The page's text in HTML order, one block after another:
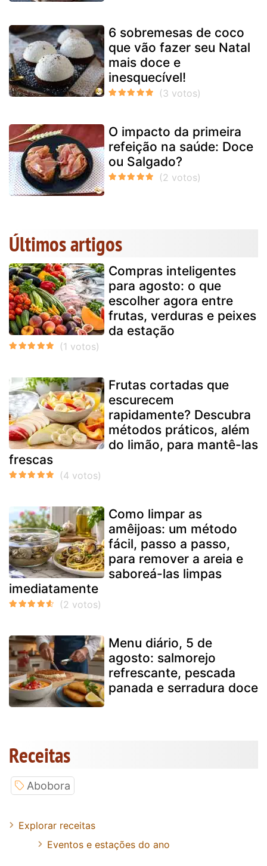
6 sobremesas de coco
que vão fazer seu Natal
mais doce e
inesquecível!
O impacto da primeira
refeição na saúde: Doce
ou Salgado?
Últimos artigos
Compras inteligentes
para agosto: o que
escolher agora entre
frutas, verduras e peixes
da estação
Frutas cortadas que
escurecem
rapidamente? Descubra
métodos práticos, além
do limão, para mantê-las
frescas
Como limpar as
amêijoas: um método
fácil, passo a passo,
para remover a areia e
saboreá-las limpas
imediatamente
Menu diário, 5 de
agosto: salmorejo
refrescante, pescada
panada e serradura doce
Receitas
Abobora
Explorar receitas
Eventos e estações do ano